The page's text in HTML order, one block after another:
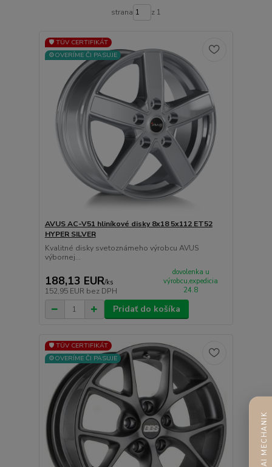
strana z 1
🛡️ TÜV CERTIFIKÁT
⚙️OVERÍME ČI PASUJE
AVUS AC-V51 hliníkové disky 8x18 5x112 ET52
HYPER SILVER
Kvalitné disky svetoznámeho výrobcu AVUS
výbornej...
188,13 EUR/ks
152,95 EUR bez DPH
dovolenka u
výrobcu,expedicia
24.8
Pridať do košíka
🛡️ TÜV CERTIFIKÁT
⚙️OVERÍME ČI PASUJE
AI MECHANIK